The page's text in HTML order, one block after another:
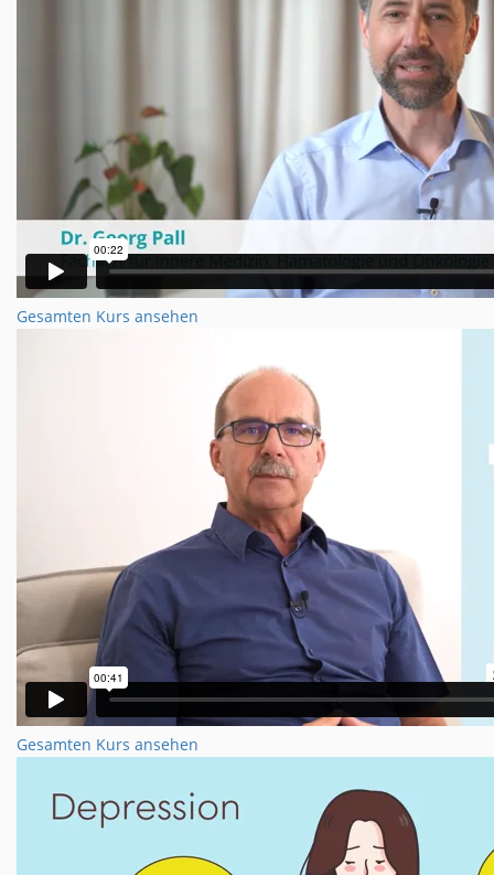
Gesamten Kurs ansehen
Gesamten Kurs ansehen